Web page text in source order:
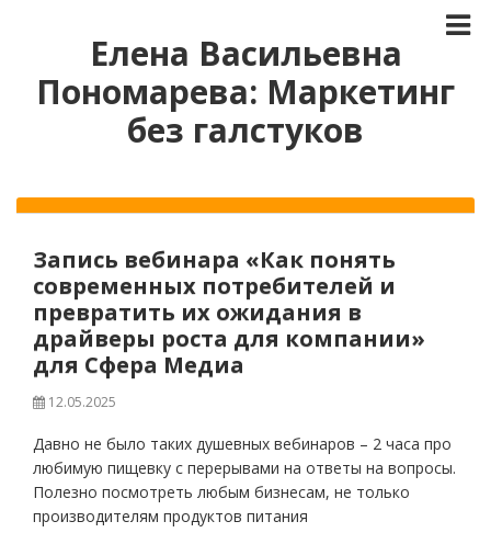
Елена Васильевна
Пономарева: Маркетинг
без галстуков
Запись вебинара «Как понять
современных потребителей и
превратить их ожидания в
драйверы роста для компании»
для Сфера Медиа
12.05.2025
Давно не было таких душевных вебинаров – 2 часа про
любимую пищевку с перерывами на ответы на вопросы.
Полезно посмотреть любым бизнесам, не только
производителям продуктов питания